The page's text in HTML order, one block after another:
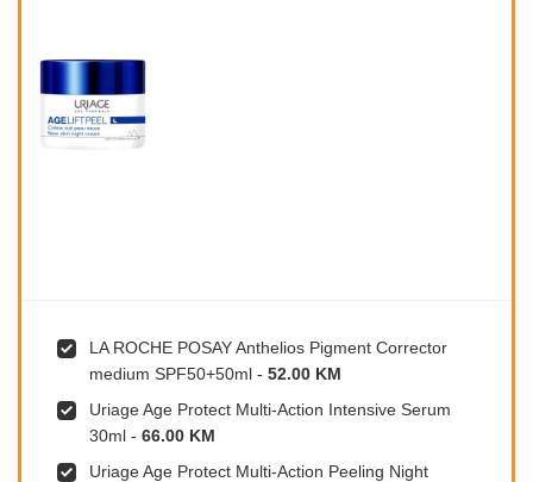
LA ROCHE POSAY Anthelios Pigment Corrector
medium SPF50+50ml - 52.00 KM
Uriage Age Protect Multi-Action Intensive Serum
30ml - 66.00 KM
Uriage Age Protect Multi-Action Peeling Night